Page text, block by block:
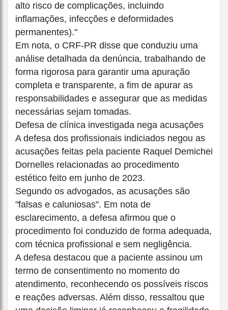
alto risco de complicações, incluindo
inflamações, infecções e deformidades
permanentes)."
Em nota, o CRF-PR disse que conduziu uma
análise detalhada da denúncia, trabalhando de
forma rigorosa para garantir uma apuração
completa e transparente, a fim de apurar as
responsabilidades e assegurar que as medidas
necessárias sejam tomadas.
Defesa de clínica investigada nega acusações
A defesa dos profissionais indiciados negou as
acusações feitas pela paciente Raquel Demichei
Dornelles relacionadas ao procedimento
estético feito em junho de 2023.
Segundo os advogados, as acusações são
"falsas e caluniosas". Em nota de
esclarecimento, a defesa afirmou que o
procedimento foi conduzido de forma adequada,
com técnica profissional e sem negligência.
A defesa destacou que a paciente assinou um
termo de consentimento no momento do
atendimento, reconhecendo os possíveis riscos
e reações adversas. Além disso, ressaltou que